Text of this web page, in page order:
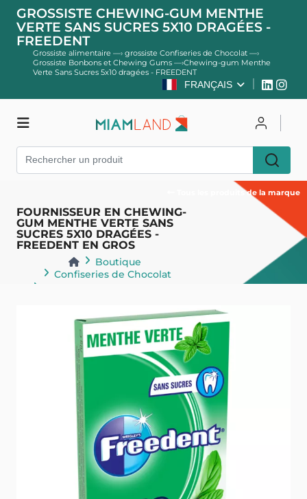
GROSSISTE CHEWING-GUM MENTHE
VERTE SANS SUCRES 5X10 DRAGÉES -
FREEDENT
Grossiste alimentaire —› grossiste Confiseries de Chocolat —›
Grossiste Bonbons et Chewing Gums —›Chewing-gum Menthe
Verte Sans Sucres 5x10 dragées - FREEDENT
FRANÇAIS
FOURNISSEUR EN CHEWING-
GUM MENTHE VERTE SANS
SUCRES 5X10 DRAGÉES -
FREEDENT EN GROS
Boutique
Confiseries de Chocolat
Tous les produits de la marque
Boutique Se connecter
S'inscrire